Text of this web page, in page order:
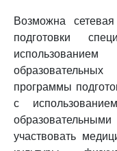
Возможна
подготовки
программы
с
участвовать